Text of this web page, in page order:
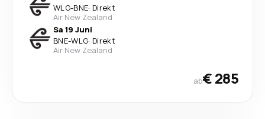
WLG-BNE· Direkt
Air New Zealand
Sa 19 Juni
BNE-WLG· Direkt
Air New Zealand
ab€ 285